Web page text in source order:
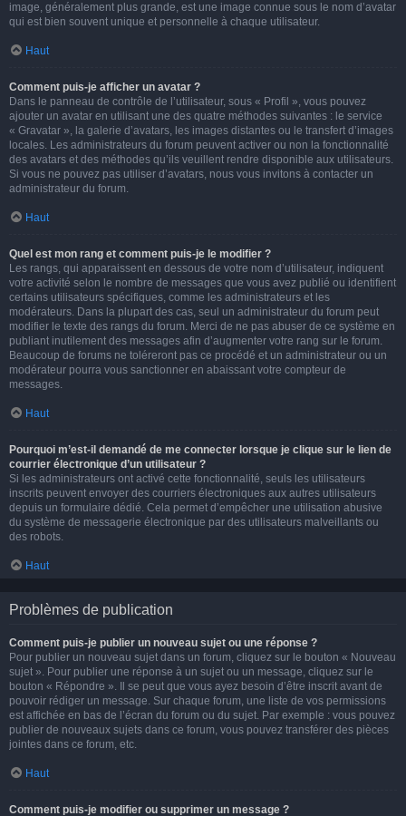
image, généralement plus grande, est une image connue sous le nom d’avatar
qui est bien souvent unique et personnelle à chaque utilisateur.
Haut
Comment puis-je afficher un avatar ?
Dans le panneau de contrôle de l’utilisateur, sous « Profil », vous pouvez
ajouter un avatar en utilisant une des quatre méthodes suivantes : le service
« Gravatar », la galerie d’avatars, les images distantes ou le transfert d’images
locales. Les administrateurs du forum peuvent activer ou non la fonctionnalité
des avatars et des méthodes qu’ils veuillent rendre disponible aux utilisateurs.
Si vous ne pouvez pas utiliser d’avatars, nous vous invitons à contacter un
administrateur du forum.
Haut
Quel est mon rang et comment puis-je le modifier ?
Les rangs, qui apparaissent en dessous de votre nom d’utilisateur, indiquent
votre activité selon le nombre de messages que vous avez publié ou identifient
certains utilisateurs spécifiques, comme les administrateurs et les
modérateurs. Dans la plupart des cas, seul un administrateur du forum peut
modifier le texte des rangs du forum. Merci de ne pas abuser de ce système en
publiant inutilement des messages afin d’augmenter votre rang sur le forum.
Beaucoup de forums ne toléreront pas ce procédé et un administrateur ou un
modérateur pourra vous sanctionner en abaissant votre compteur de
messages.
Haut
Pourquoi m’est-il demandé de me connecter lorsque je clique sur le lien de
courrier électronique d’un utilisateur ?
Si les administrateurs ont activé cette fonctionnalité, seuls les utilisateurs
inscrits peuvent envoyer des courriers électroniques aux autres utilisateurs
depuis un formulaire dédié. Cela permet d’empêcher une utilisation abusive
du système de messagerie électronique par des utilisateurs malveillants ou
des robots.
Haut
Problèmes de publication
Comment puis-je publier un nouveau sujet ou une réponse ?
Pour publier un nouveau sujet dans un forum, cliquez sur le bouton « Nouveau
sujet ». Pour publier une réponse à un sujet ou un message, cliquez sur le
bouton « Répondre ». Il se peut que vous ayez besoin d’être inscrit avant de
pouvoir rédiger un message. Sur chaque forum, une liste de vos permissions
est affichée en bas de l’écran du forum ou du sujet. Par exemple : vous pouvez
publier de nouveaux sujets dans ce forum, vous pouvez transférer des pièces
jointes dans ce forum, etc.
Haut
Comment puis-je modifier ou supprimer un message ?